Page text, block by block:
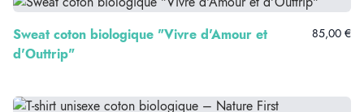
Sweat coton biologique "Vivre d'Amour et
d'Outtrip"
85,00 €